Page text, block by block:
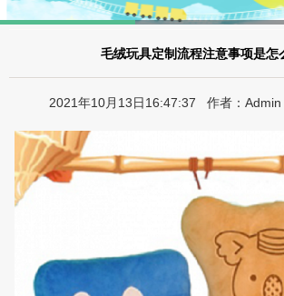
毛绒玩具定制流程注意事项是怎
2021年10月13日16:47:37 作者：